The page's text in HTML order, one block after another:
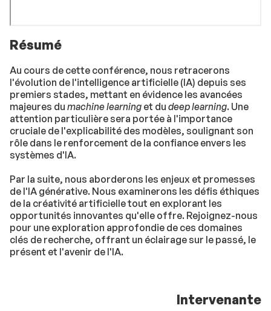
Résumé
Au cours de cette conférence, nous retracerons
l'évolution de l'intelligence artificielle (IA) depuis ses
premiers stades, mettant en évidence les avancées
majeures du machine learning et du deep learning. Une
attention particulière sera portée à l'importance
cruciale de l'explicabilité des modèles, soulignant son
rôle dans le renforcement de la confiance envers les
systèmes d'IA.
Par la suite, nous aborderons les enjeux et promesses
de l'IA générative. Nous examinerons les défis éthiques
de la créativité artificielle tout en explorant les
opportunités innovantes qu'elle offre. Rejoignez-nous
pour une exploration approfondie de ces domaines
clés de recherche, offrant un éclairage sur le passé, le
présent et l'avenir de l'IA.
Intervenante